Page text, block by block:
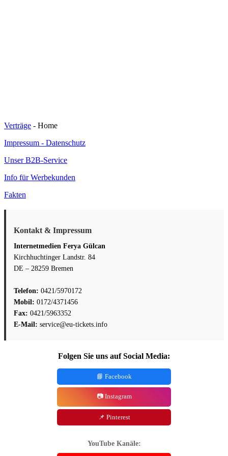
Verträge - Home
Impressum - Datenschutz
Unser B2B-Service
Info für Werbekunden
Fakten
Kontakt & Impressum
Internetmedien Ferya Gülcan
Kirchhuchtinger Landstr. 84
DE – 28259 Bremen
Telefon: 0421/5970172
Mobil: 0172/4371456
Fax: 0421/5963352
E-Mail: service@eu-tickets.info
Folgen Sie uns auf Social Media:
📘 Facebook
📷 Instagram
📌 Pinterest
YouTube Kanäle: